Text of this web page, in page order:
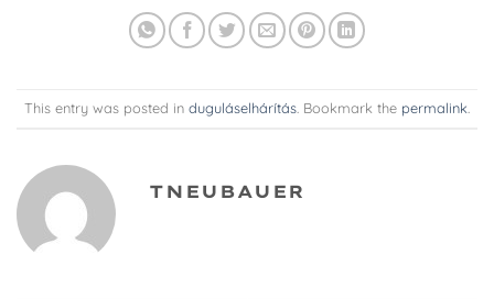
This entry was posted in duguláselhárítás . Bookmark the permalink
TNEUBAUER